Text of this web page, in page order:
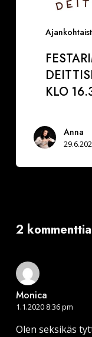
KLO
Anna
2 kommenttia
Monica
1.1.2020 8:36 pm
Olen seksikäs